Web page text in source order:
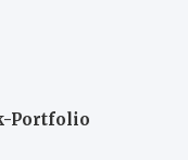
Portfolio